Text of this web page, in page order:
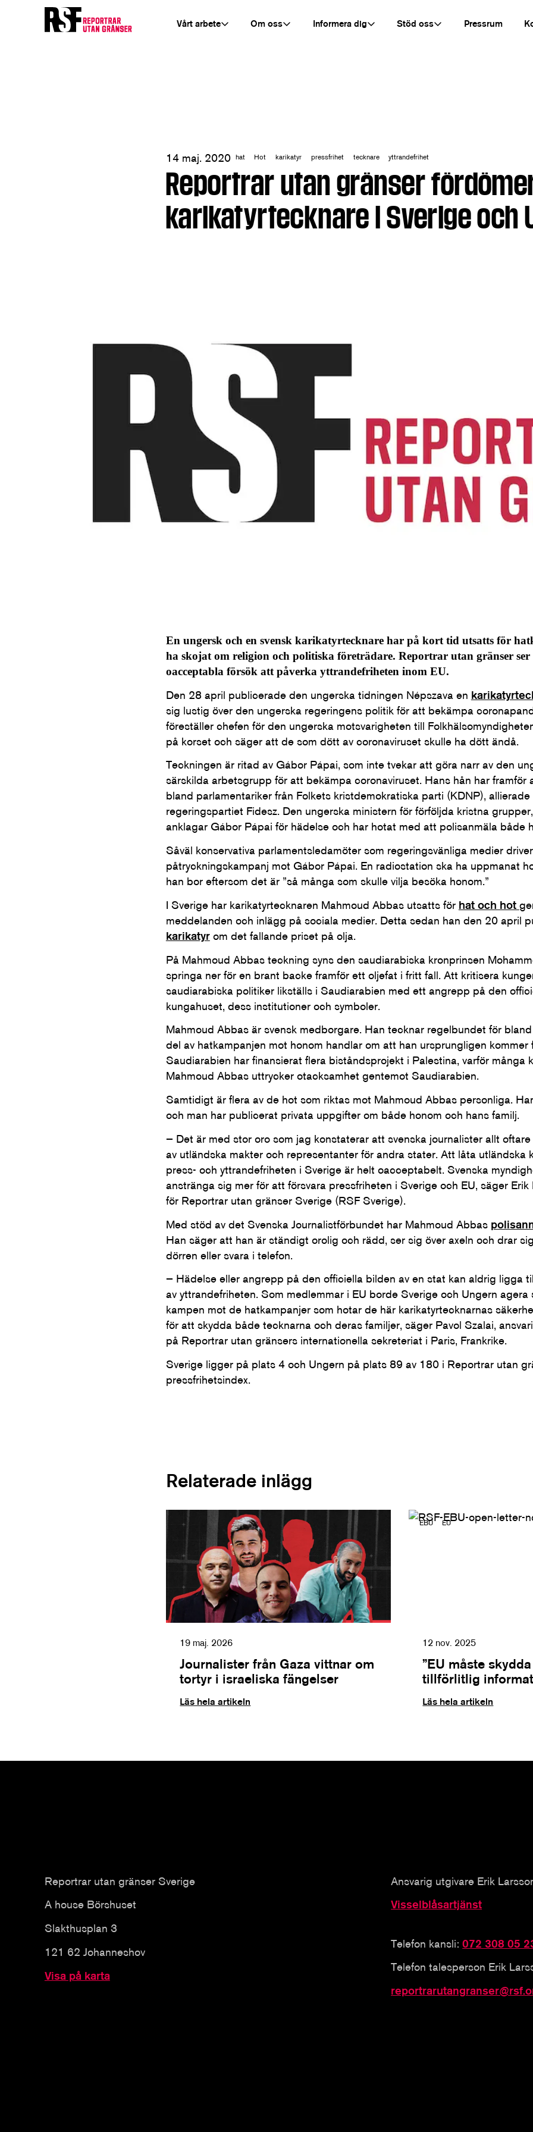
Vårt arbete Om oss Informera dig Stöd oss Pressrum
14 maj. 2020 hat Hot karikatyr pressfrihet tecknare yttrandefrihet
Reportrar utan gränser
karikatyrtecknare i Sverige och
En ungersk och en svensk karikatyrtecknare har på kort tid utsatts för
ha skojat om religion och politiska företrädare. Reportrar utan gränser ser
oacceptabla försök att påverka yttrandefriheten inom EU.
Den 28 april publicerade den ungerska tidningen Népszava en
sig lustig över den ungerska regeringens politik för att bekämpa
föreställer chefen för den ungerska motsvarigheten till
på korset och säger att de som dött av coronaviruset skulle ha dött ändå.
Teckningen är ritad av Gábor Pápai, som inte tvekar att göra narr av den
särskilda arbetsgrupp för att bekämpa coronaviruset. Hans hån har framför
bland parlamentariker från Folkets kristdemokratiska parti (KDNP), allierade
regeringspartiet Fidesz. Den ungerska ministern för förföljda kristna
anklagar Gábor Pápai för hädelse och har hotat med att polisanmäla både
Såväl konservativa parlamentsledamöter som regeringsvänliga medier
påtryckningskampanj mot Gábor Pápai. En radiostation ska ha uppmanat
han bor eftersom det är ”så många som skulle vilja besöka honom.”
I Sverige har karikatyrtecknaren Mahmoud Abbas utsatts för hat och hot
meddelanden och inlägg på sociala medier. Detta sedan han den 20 april
karikatyrom det fallande priset på olja.
På Mahmoud Abbas teckning syns den saudiarabiska kronprinsen
springa ner för en brant backe framför ett oljefat i fritt fall. Att kritisera
saudiarabiska politiker likställs i Saudiarabien med ett angrepp på den
kungahuset, dess institutioner och symboler.
Mahmoud Abbas är svensk medborgare. Han tecknar regelbundet för bland
del av hatkampanjen mot honom handlar om att han ursprungligen kommer
Saudiarabien har finansierat flera biståndsprojekt i Palestina, varför många
Mahmoud Abbas uttrycker otacksamhet gentemot Saudiarabien.
Samtidigt är flera av de hot som riktas mot Mahmoud Abbas personliga.
och man har publicerat privata uppgifter om både honom och hans familj.
— Det är med stor oro som jag konstaterar att svenska journalister allt
av utländska makter och representanter för andra stater. Att låta utländska
press- och yttrandefriheten i Sverige är helt oacceptabelt. Svenska
anstränga sig mer för att försvara pressfriheten i Sverige och EU, säger
för Reportrar utan gränser Sverige (RSF Sverige).
Med stöd av det Svenska Journalistförbundet har Mahmoud Abbas
Han säger att han är ständigt orolig och rädd, ser sig över axeln och drar
dörren eller svara i telefon.
— Hädelse eller angrepp på den officiella bilden av en stat kan aldrig ligga
av yttrandefriheten. Som medlemmar i EU borde Sverige och Ungern agera
kampen mot de hatkampanjer som hotar de här karikatyrtecknarnas
för att skydda både tecknarna och deras familjer, säger Pavol Szalai,
på Reportrar utan gränsers internationella sekreteriat i Paris, Frankrike.
Sverige ligger på plats 4 och Ungern på plats 89 av 180 i Reportrar utan
pressfrihetsindex.
Relaterade inlägg
19 maj. 2026
Journalister från Gaza vittnar om
tortyr i israeliska fängelser
Läs hela artikeln
EBU EU
12 nov. 2025
”EU måste
tillförlitlig
Läs hela artikeln
Reportrar utan gränser Sverige
A house Börshuset
Slakthusplan 3
121 62 Johanneshov
Visa på karta
Ansvarig utgivare Erik
Visselblåsartjänst
Telefon kansli:072 308 05
Telefon talesperson Erik